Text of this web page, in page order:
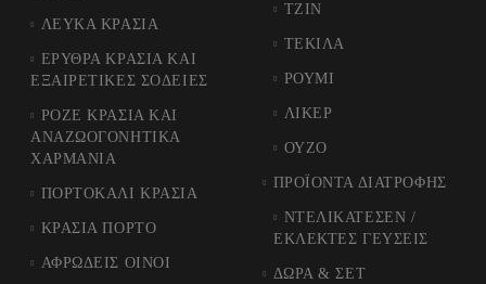
ΛΕΥΚΑ ΚΡΑΣΙΑ
ΕΡΥΘΡΑ ΚΡΑΣΙΑ ΚΑΙ
ΕΞΑΙΡΕΤΙΚΕΣ ΣΟΔΕΙΕΣ
ΡΟΖΕ ΚΡΑΣΙΑ ΚΑΙ
ΑΝΑΖΩΟΓΟΝΗΤΙΚΑ
ΧΑΡΜΑΝΙΑ
ΠΟΡΤΟΚΑΛΙ ΚΡΑΣΙΑ
ΚΡΑΣΙΑ ΠΟΡΤΟ
ΑΦΡΩΔΕΙΣ ΟΙΝΟΙ
ΤΖΙΝ
ΤΕΚΙΛΑ
ΡΟΥΜΙ
ΛΙΚΕΡ
ΟΥΖΟ
ΠΡΟΪΟΝΤΑ ΔΙΑΤΡΟΦΗΣ
ΝΤΕΛΙΚΑΤΕΣΕΝ /
ΕΚΛΕΚΤΕΣ ΓΕΥΣΕΙΣ
ΔΩΡΑ & ΣΕΤ